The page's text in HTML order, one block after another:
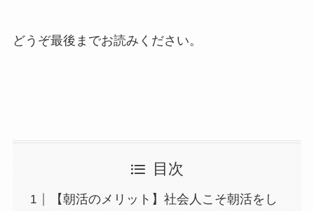
どうぞ最後までお読みください。
目次
【朝活のメリット】社会人こそ朝活をし